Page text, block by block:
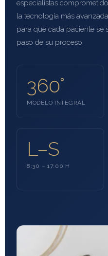
especialistas
la tecnología más
para que cada paciente se
paso de su proceso.
360°
MODELO INTEGRAL
L–S
8:30 – 17:00 H